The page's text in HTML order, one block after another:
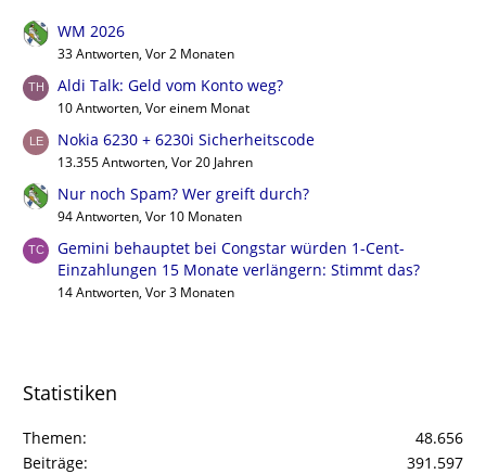
WM 2026
33 Antworten, Vor 2 Monaten
Aldi Talk: Geld vom Konto weg?
10 Antworten, Vor einem Monat
Nokia 6230 + 6230i Sicherheitscode
13.355 Antworten, Vor 20 Jahren
Nur noch Spam? Wer greift durch?
94 Antworten, Vor 10 Monaten
Gemini behauptet bei Congstar würden 1-Cent-
Einzahlungen 15 Monate verlängern: Stimmt das?
14 Antworten, Vor 3 Monaten
Statistiken
Themen
48.656
Beiträge
391.597